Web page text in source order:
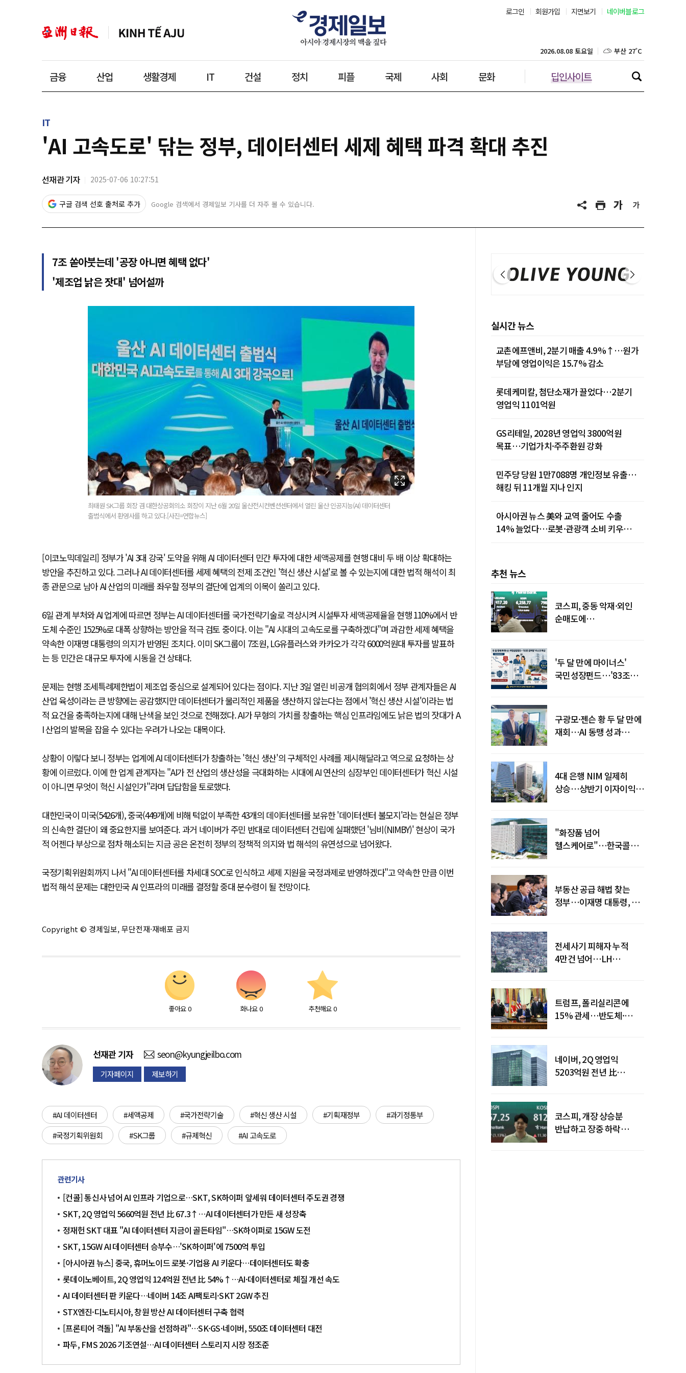
로그인 회원가입 지면보기 네이버블로그
금융 산업 생활경제 IT 건설 정치 피플 국제 사회 문화 딥인사이트
2026.08.08 토요일 대구 26˚C
인천 29˚C
제주 29˚C
IT
'AI 고속도로' 닦는 정부, 데이터센터 세제 혜택 파격 확대 추진
선재관 기자 2025-07-06 10:27:51
구글 검색 선호 출처로 추가 Google 검색에서 경제일보 기사를 더 자주 볼 수 있습니다.
7조 쏟아붓는데 '공장 아니면 혜택 없다'
'제조업 낡은 잣대' 넘어설까
최태원 SK그룹 회장 겸 대한상공회의소 회장이 지난 6월 20일 울산전시컨벤션센터에서 열린 울산 인공지능(AI) 데이터센터
출범식에서 환영사를 하고 있다.[사진=연합뉴스]
[이코노믹데일리] 정부가 'AI 3대 강국' 도약을 위해 AI 데이터센터 민간 투자에 대한 세액공제를 현행 대비 두 배 이상 확대하는
방안을 추진하고 있다. 그러나 AI 데이터센터를 세제 혜택의 전제 조건인 '혁신 생산 시설'로 볼 수 있는지에 대한 법적 해석이 최
종 관문으로 남아 AI 산업의 미래를 좌우할 정부의 결단에 업계의 이목이 쏠리고 있다.
6일 관계 부처와 AI 업계에 따르면 정부는 AI 데이터센터를 국가전략기술로 격상시켜 시설투자 세액공제율을 현행 110%에서 반
도체 수준인 1525%로 대폭 상향하는 방안을 적극 검토 중이다. 이는 "AI 시대의 고속도로를 구축하겠다"며 과감한 세제 혜택을
약속한 이재명 대통령의 의지가 반영된 조치다. 이미 SK그룹이 7조원, LG유플러스와 카카오가 각각 6000억원대 투자를 발표하
는 등 민간은 대규모 투자에 시동을 건 상태다.
문제는 현행 조세특례제한법이 제조업 중심으로 설계되어 있다는 점이다. 지난 3일 열린 비공개 협의회에서 정부 관계자들은 AI
산업 육성이라는 큰 방향에는 공감했지만 데이터센터가 물리적인 제품을 생산하지 않는다는 점에서 '혁신 생산 시설'이라는 법
적 요건을 충족하는지에 대해 난색을 보인 것으로 전해졌다. AI가 무형의 가치를 창출하는 핵심 인프라임에도 낡은 법의 잣대가 A
I 산업의 발목을 잡을 수 있다는 우려가 나오는 대목이다.
상황이 이렇다 보니 정부는 업계에 AI 데이터센터가 창출하는 '혁신 생산'의 구체적인 사례를 제시해달라고 역으로 요청하는 상
황에 이르렀다. 이에 한 업계 관계자는 "AI가 전 산업의 생산성을 극대화하는 시대에 AI 연산의 심장부인 데이터센터가 혁신 시설
이 아니면 무엇이 혁신 시설인가"라며 답답함을 토로했다.
대한민국이 미국(5426개), 중국(449개)에 비해 턱없이 부족한 43개의 데이터센터를 보유한 '데이터센터 불모지'라는 현실은 정부
의 신속한 결단이 왜 중요한지를 보여준다. 과거 네이버가 주민 반대로 데이터센터 건립에 실패했던 '님비(NIMBY)' 현상이 국가
적 어젠다 부상으로 점차 해소되는 지금 공은 온전히 정부의 정책적 의지와 법 해석의 유연성으로 넘어왔다.
국정기획위원회까지 나서 "AI 데이터센터를 차세대 SOC로 인식하고 세제 지원을 국정과제로 반영하겠다"고 약속한 만큼 이번
법적 해석 문제는 대한민국 AI 인프라의 미래를 결정할 중대 분수령이 될 전망이다.
Copyright © 경제일보, 무단전재·재배포 금지
좋아요 0 화나요 0 추천해요 0
선재관 기자 seon@kyungjeilbo.com
기자페이지 제보하기
#AI 데이터센터 #세액공제 #국가전략기술 #혁신 생산 시설 #기획재정부
#과기정통부
#국정기획위원회
#SK그룹 #규제혁신 #AI 고속도로
관련기사
[컨콜] 통신사 넘어 AI 인프라 기업으로…SKT, SK하이퍼 앞세워 데이터센터 주도권 경쟁
SKT, 2Q 영업익 5660억원 전년 比 67.3↑…AI 데이터센터가 만든 새 성장축
정재헌 SKT 대표 "AI 데이터센터 지금이 골든타임"…SK하이퍼로 15GW 도전
SKT, 15GW AI 데이터센터 승부수…'SK하이퍼'에 7500억 투입
[아시아권 뉴스] 중국, 휴머노이드 로봇·기업용 AI 키운다…데이터센터도 확충
롯데이노베이트, 2Q 영업익 124억원 전년 比 54%↑…AI·데이터센터로 체질 개선 속도
AI 데이터센터 판 키운다…네이버 14조 AI팩토리·SKT 2GW 추진
STX엔진·디노티시아, 창원 방산 AI 데이터센터 구축 협력
[프론티어 격돌] "AI 부동산을 선점하라"…SK·GS·네이버, 550조 데이터센터 대전
파두, FMS 2026 기조연설…AI 데이터센터 스토리지 시장 정조준
실시간 뉴스
교촌에프앤비, 2분기 매출 4.9%↑…원가
부담에 영업이익은 15.7% 감소
롯데케미칼, 첨단소재가 끌었다…2분기
영업익 1101억원
GS리테일, 2028년 영업익 3800억원
목표…기업가치·주주환원 강화
민주당 당원 1만7088명 개인정보 유출…
해킹 뒤 11개월 지나 인지
아시아권 뉴스 美와 교역 줄어도 수출
14% 늘었다…로봇·관광객 소비 키우는
추천 뉴스
코스피, 중동 악재·외인
순매도에
'두 달 만에 마이너스'
국민성장펀드…'83조
구광모·젠슨 황 두 달 만에
재회…AI 동맹 성과
4대 은행 NIM 일제히
상승…상반기 이자이익
"화장품 넘어
헬스케어로"…한국콜마,
부동산 공급 해법 찾는
정부…이재명 대통령, 2차
전세사기 피해자 누적
4만건 넘어…LH
트럼프, 폴리실리콘에
15% 관세…반도체·
네이버, 2Q 영업익
5203억원 전년 比
코스피, 개장 상승분
반납하고 장중 하락